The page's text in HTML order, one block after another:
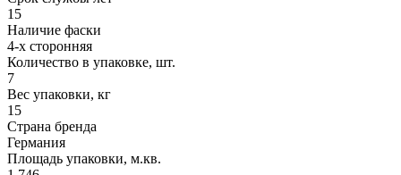
15
Наличие фаски
4-х сторонняя
Количество в упаковке, шт.
7
Вес упаковки, кг
15
Страна бренда
Германия
Площадь упаковки, м.кв.